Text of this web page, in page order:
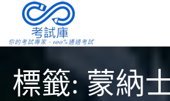
content
標籤:蒙納